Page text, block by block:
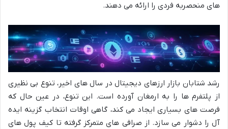
های منحصربه فردی را ارائه می دهند.
رشد شتابان بازار ارزهای دیجیتال در سال های اخیر، تنوع بی نظیری
از پلتفرم ها را به ارمغان آورده است. این تنوع، در عین حال که
فرصت های بسیاری ایجاد می کند، گاهی اوقات انتخاب گزینه ایده
آل را دشوار می سازد. از صرافی های متمرکز گرفته تا کیف پول های